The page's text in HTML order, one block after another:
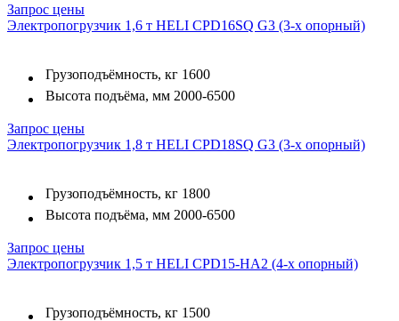
Запрос цены
Электропогрузчик 1,6 т HELI CPD16SQ G3 (3-х опорный)
Грузоподъёмность, кг 1600
Высота подъёма, мм 2000-6500
Запрос цены
Электропогрузчик 1,8 т HELI CPD18SQ G3 (3-х опорный)
Грузоподъёмность, кг 1800
Высота подъёма, мм 2000-6500
Запрос цены
Электропогрузчик 1,5 т HELI CPD15-HA2 (4-х опорный)
Грузоподъёмность, кг 1500